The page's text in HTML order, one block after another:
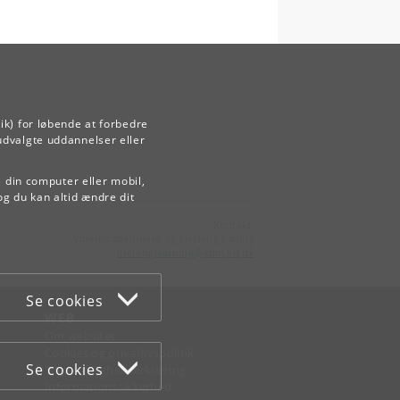
for løbende at forbedre
uddannelser eller
din computer eller mobil,
du kan altid ændre dit
Se cookies
Se cookies
WEB
Tilgængelighedserklæring
Informationssikkerhed